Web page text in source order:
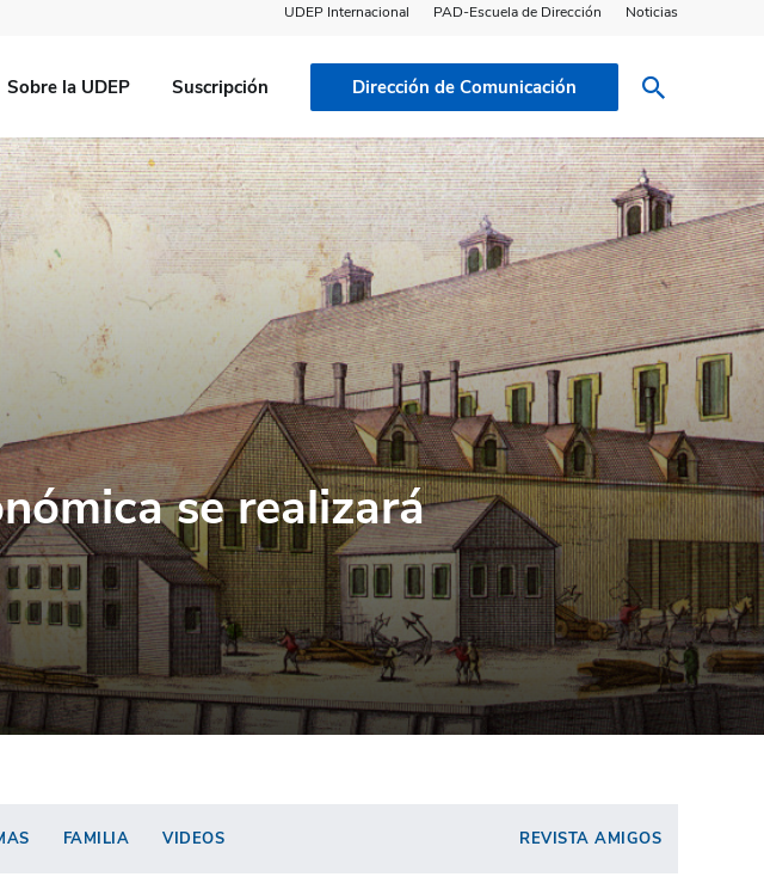
UDEP Internacional PAD-Escuela de Dirección Noticias
Sobre la UDEP Suscripción Dirección de Comunicación
se realizará
FAMILIA VIDEOS REVISTA AMIGOS